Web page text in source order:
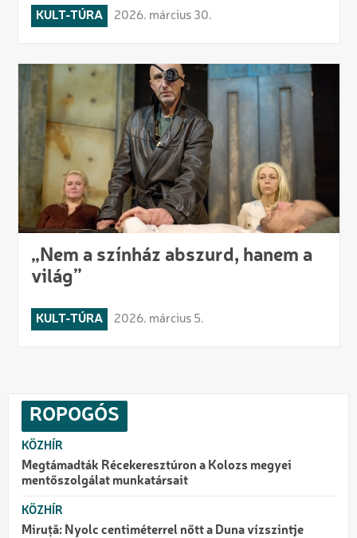
KULT-TÚRA 2026. március 30.
„Nem a színház abszurd, hanem a
világ”
KULT-TÚRA 2026. március 5.
ROPOGÓS
KÖZHÍR
Megtámadták Récekeresztúron a Kolozs megyei
mentőszolgálat munkatársait
KÖZHÍR
Miruță: Nyolc centiméterrel nőtt a Duna vízszintje